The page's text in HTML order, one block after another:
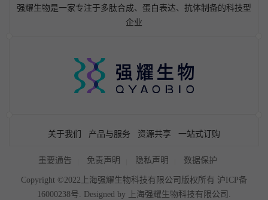
强耀生物是一家专注于多肽合成、蛋白表达、抗体制备的科技型
企业
关于我们 产品与服务 资源共享 一站式订购
重要通告 免责声明 隐私声明 数据保护
Copyright ©2022上海强耀生物科技有限公司版权所有 沪ICP备
16000238号 . Designed by 上海强耀生物科技有限公司.